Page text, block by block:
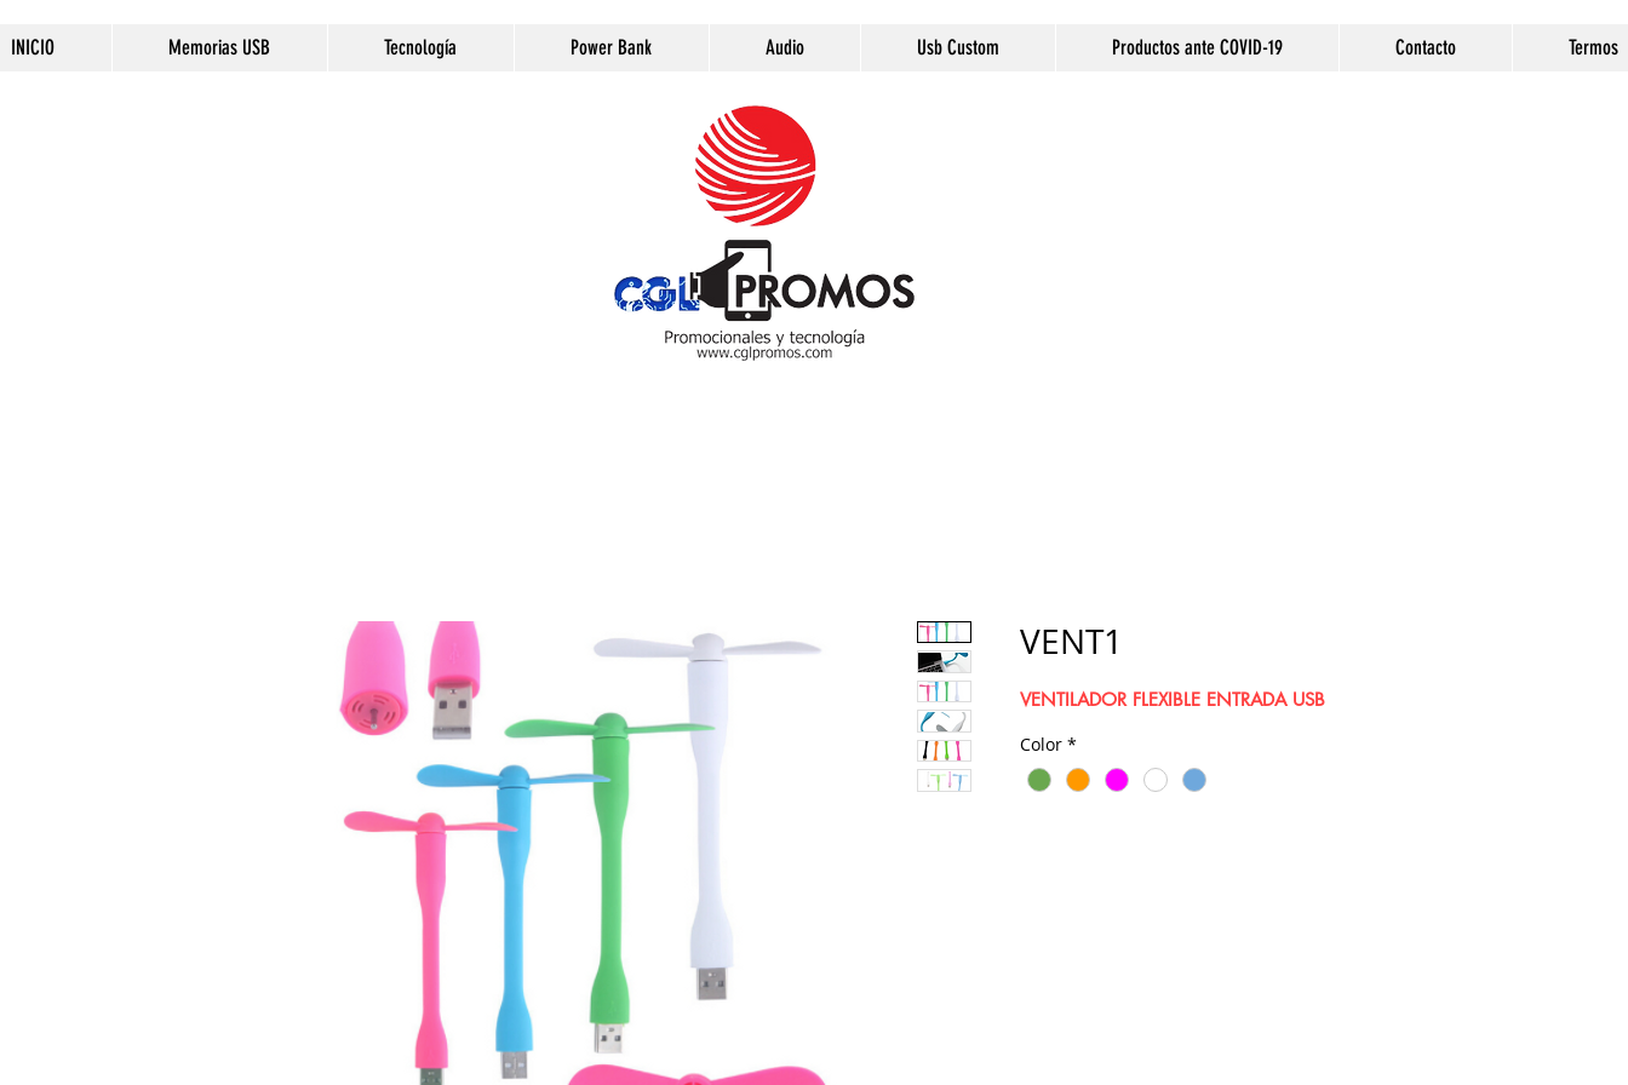
INICIO Memorias USB Tecnología Power Bank Audio Usb Custom Productos ante COVID-19 Contacto Termos
VENT1
VENTILADOR FLEXIBLE ENTRADA USB
Color *